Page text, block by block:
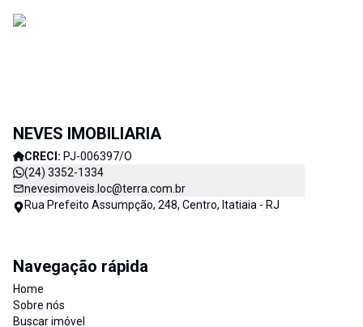
NEVES IMOBILIARIA
CRECI: PJ-006397/O
(24) 3352-1334
nevesimoveis.loc@terra.com.br
Rua Prefeito Assumpção, 248, Centro, Itatiaia - RJ
Navegação rápida
Home
Sobre nós
Buscar imóvel